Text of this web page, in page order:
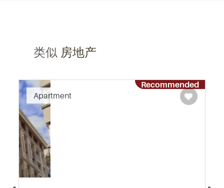
类似 房地产
Apartment
Recommended